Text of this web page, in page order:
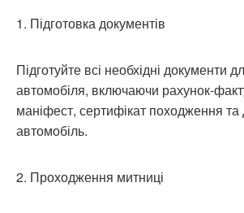
1. Підготовка документів
Підготуйте всі необхідні документи
автомобіля, включаючи рахунок-
маніфест, сертифікат походження
автомобіль.
2. Проходження митниці